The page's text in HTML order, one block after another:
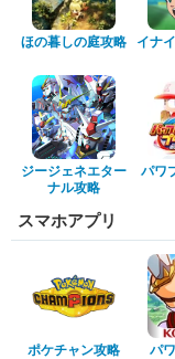
ほの暮しの庭攻略
イナ
ジージェネエター
ナル攻略
パワ
スマホアプリ
ポケチャン攻略 パ